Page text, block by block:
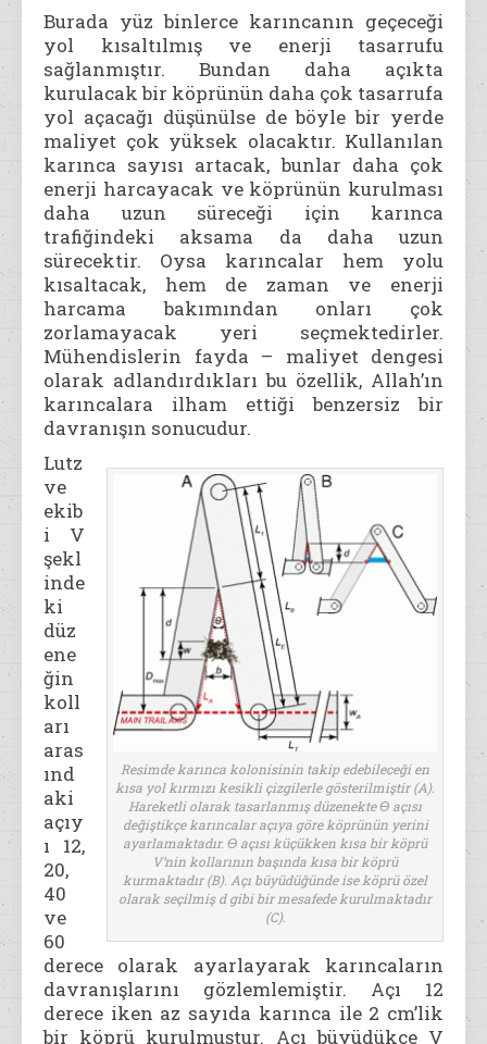
Burada yüz binlerce karıncanın geçeceği
yol kısaltılmış ve enerji tasarrufu
sağlanmıştır. Bundan daha açıkta
kurulacak bir köprünün daha çok tasarrufa
yol açacağı düşünülse de böyle bir yerde
maliyet çok yüksek olacaktır. Kullanılan
karınca sayısı artacak, bunlar daha çok
enerji harcayacak ve köprünün kurulması
daha uzun süreceği için karınca
trafiğindeki aksama da daha uzun
sürecektir. Oysa karıncalar hem yolu
kısaltacak, hem de zaman ve enerji
harcama bakımından onları çok
zorlamayacak yeri seçmektedirler.
Mühendislerin fayda – maliyet dengesi
olarak adlandırdıkları bu özellik, Allah’ın
karıncalara ilham ettiği benzersiz bir
davranışın sonucudur.
Resimde karınca kolonisinin takip edebileceği en
kısa yol kırmızı kesikli çizgilerle gösterilmiştir (A).
Hareketli olarak tasarlanmış düzenekte Ɵ açısı
değiştikçe karıncalar açıya göre köprünün yerini
ayarlamaktadır. Ɵ açısı küçükken kısa bir köprü
V’nin kollarının başında kısa bir köprü
kurmaktadır (B). Açı büyüdüğünde ise köprü özel
olarak seçilmiş d gibi bir mesafede kurulmaktadır
(C).
Lutz
ve
ekib
i V
şekl
inde
ki
düz
ene
ğin
koll
arı
aras
ınd
aki
açıy
ı 12,
20,
40
ve
60
derece olarak ayarlayarak karıncaların
davranışlarını gözlemlemiştir. Açı 12
derece iken az sayıda karınca ile 2 cm’lik
bir köprü kurulmuştur. Açı büyüdükçe V